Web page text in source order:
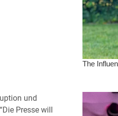
und
Presse will